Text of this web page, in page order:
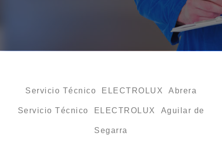
Servicio Técnico ELECTROLUX Abrera
Servicio Técnico ELECTROLUX Aguilar de
Segarra